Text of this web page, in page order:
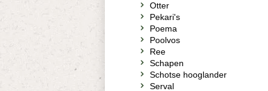
Otter
Pekari's
Poema
Poolvos
Ree
Schapen
Schotse hooglander
Serval